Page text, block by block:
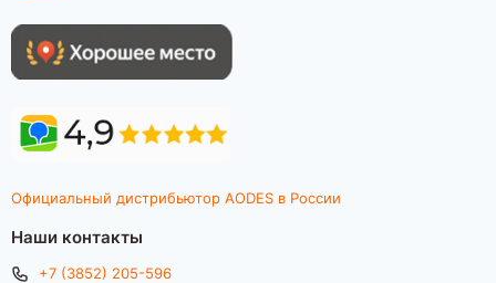
Официальный дистрибьютор AODES в России
Наши контакты
+7 (3852) 205-596